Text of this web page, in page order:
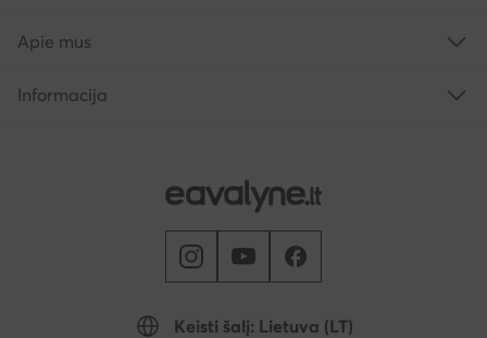
Keisti šalį: Lietuva (LT)
Apie mus
Informacija